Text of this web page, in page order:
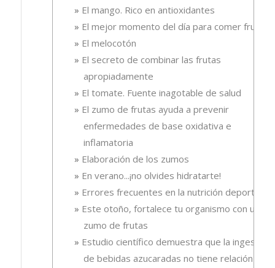
El mango. Rico en antioxidantes
El mejor momento del día para comer fruta
El melocotón
El secreto de combinar las frutas
apropiadamente
El tomate. Fuente inagotable de salud
El zumo de frutas ayuda a prevenir
enfermedades de base oxidativa e
inflamatoria
Elaboración de los zumos
En verano...¡no olvides hidratarte!
Errores frecuentes en la nutrición deportiva
Este otoño, fortalece tu organismo con un
zumo de frutas
Estudio científico demuestra que la ingesta
de bebidas azucaradas no tiene relación